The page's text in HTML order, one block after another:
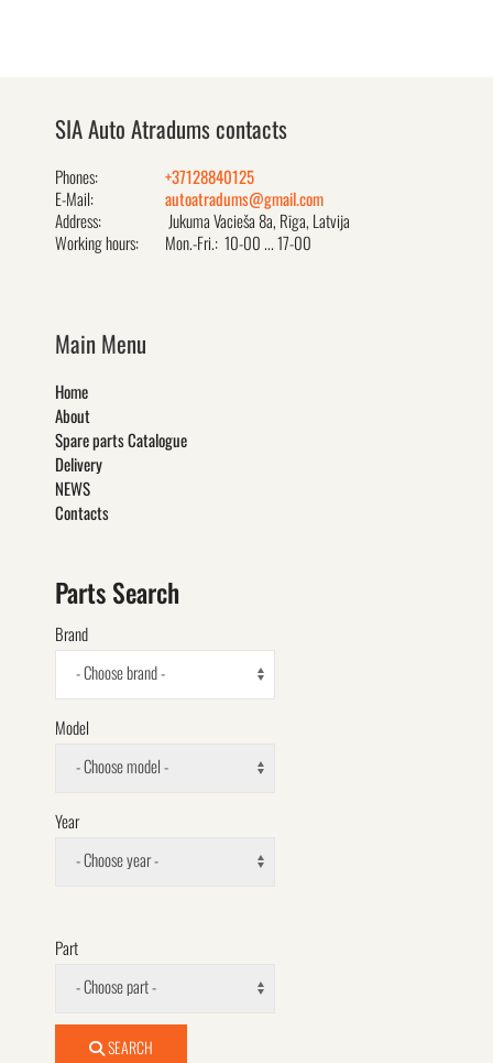
SIA Auto Atradums contacts
Phones:
+37128840125
E-Mail:
autoatradums@gmail.com
Address:
Jukuma Vacieša 8a, Rīga, Latvija
Working hours:
Mon.-Fri.: 10-00 ... 17-00
Main Menu
Home
About
Spare parts Catalogue
Delivery
NEWS
Contacts
Parts Search
Brand
- Choose brand -
Model
- Choose model -
Year
- Choose year -
Part
- Choose part -
SEARCH